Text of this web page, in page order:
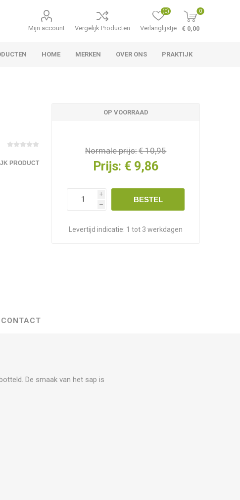
Mijn account Vergelijk Producten Verlanglijstje
(0) 0
€ 0,00
HOME MERKEN OVER ONS PRAKTIJK
PRODUCT
OP VOORRAAD
Normale prijs:€ 10,95
Prijs: € 9,86
i
h
BESTEL
Levertijd indicatie: 1 tot 3 werkdagen
CONTACT
De smaak van het sap is